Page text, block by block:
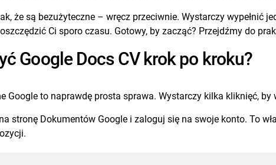
że są bezużyteczne – wręcz przeciwnie. Wystarczy wypełnić
Ci sporo czasu. Gotowy, by zacząć? Przejdźmy do
Google Docs CV krok po kroku?
Google to naprawdę prosta sprawa. Wystarczy kilka kliknięć,
stronę Dokumentów Google i zaloguj się na swoje konto. To